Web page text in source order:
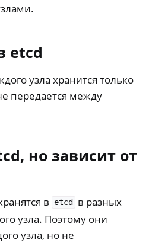
etcd
узла хранится только
передается между
но зависит от
в etcd
в разных
узла. Поэтому они
узла, но не